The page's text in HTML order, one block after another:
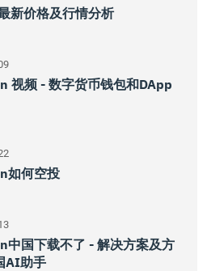
新价格及行情分析
视频 - 数字货币钱包和DApp
如何空投
中国下载不了 - 解决方案及方
AI助手